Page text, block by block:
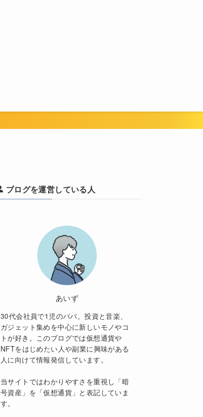
ブログを運営している人
あいず
30代会社員で1児のパパ。投資と音楽、
ガジェット集めを中心に新しいモノやコ
トが好き。このブログでは仮想通貨や
NFTをはじめたい人や副業に興味がある
人に向けて情報発信しています。
当サイトではわかりやすさを重視し「暗
号資産」を「仮想通貨」と表記していま
す。